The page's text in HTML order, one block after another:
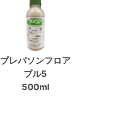
プレバソンフロア
ブル5
500ml